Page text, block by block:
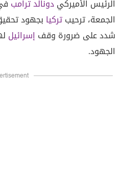
الرئيس الأميركيدونالد ترامب
الجمعة، ترحيبتركيا بجهود
شدد على ضرورة وقف إسرائيل
الجهود.